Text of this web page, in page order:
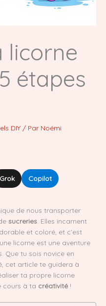
licorne
étapes
DIY / Par Noémi
Grok Copilot
de nous transporter
sucreries . Elles incarnent
et coloré, et c’est
licorne est une aventure
Que tu sois novice en
cet article te guidera à
ta propre licorne
cours à ta créativité !